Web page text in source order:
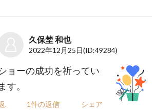
久保埜 和也
2022年12月25日(ID:49284)
ョーの成功を祈ってい
ます。
返信
1件の返信
シェア